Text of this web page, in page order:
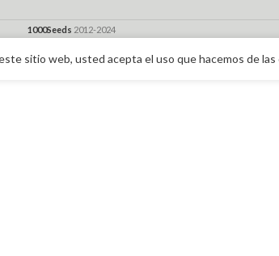
1000Seeds 2012-2024
sitio web, usted acepta el uso que hacemos de las